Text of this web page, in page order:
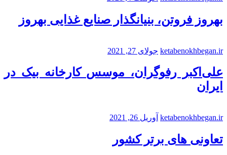
بهروز فروتن، بنیانگذار صنایع غذایی بهروز
ketabenokhbegan.ir جولای 27, 2021
علی‌اکبر رفوگران، موسس کارخانه بیک در
ایران
ketabenokhbegan.ir آوریل 26, 2021
تعاونی های برتر کشور